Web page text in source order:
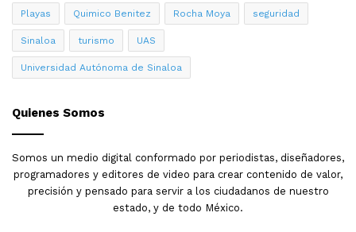
recibió el cinturón que otorga el Consejo Mundial de
Boxeo a los entrenadores que ganan un campeonato
mundial.
Playas Quimico Benitez Rocha Moya seguridad
Sinaloa turismo UAS
Universidad Autónoma de Sinaloa
Quienes Somos
Somos un medio digital conformado por periodistas, diseñadores,
programadores y editores de video para crear contenido de valor,
precisión y pensado para servir a los ciudadanos de nuestro
estado, y de todo México.